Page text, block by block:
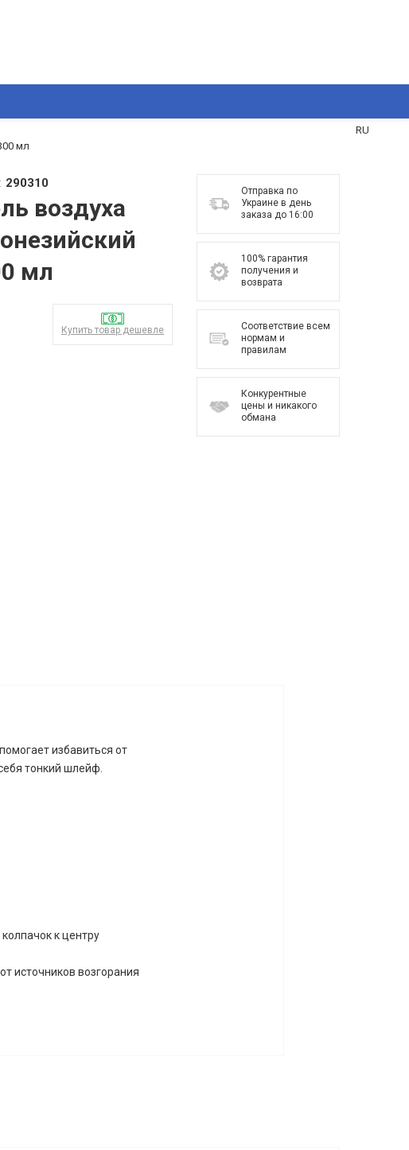
RU
мл
290310
воздуха
мл
Купить товар дешевле
Отправка по
Украине в день
заказа до 16:00
100% гарантия
получения и
возврата
Соответствие всем
нормам и
правилам
Конкурентные
цены и никакого
обмана
избавиться от
тонкий шлейф.
к центру
источников возгорания